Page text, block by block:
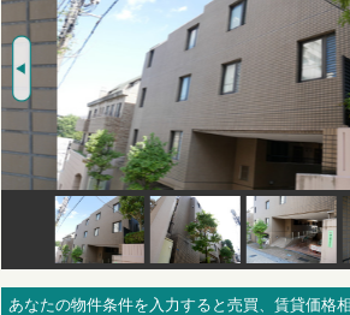
あなたの物件条件を入力すると売買、賃貸価格